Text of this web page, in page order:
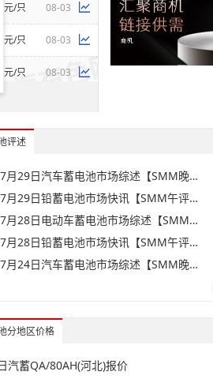
元/只 08-03
元/只 08-03
元/只
08-03
元/组
元/组
08-07
元/组
08-07
08-07
元/组
08-07
元/组
08-07
元/只
08-07
评述
SMM7月29日汽车蓄电池市场综述【SMM晚讯】
SMM7月29日铅蓄电池市场快讯【SMM午评】
SMM7月28日电动车蓄电池市场综述【SMM晚讯】
SMM7月28日铅蓄电池市场快讯【SMM午评】
SMM7月24日汽车蓄电池市场综述【SMM晚讯】
分地区价格
汽蓄QA/80AH(河北)报价